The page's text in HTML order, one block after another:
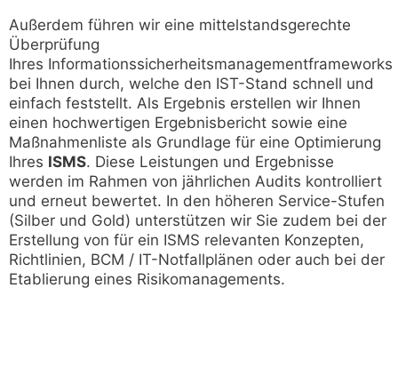
Außerdem führen wir eine mittelstandsgerechte
Überprüfung
Ihres Informationssicherheitsmanagementframeworks
bei Ihnen durch, welche den IST-Stand schnell und
einfach feststellt. Als Ergebnis erstellen wir Ihnen
einen hochwertigen Ergebnisbericht sowie eine
Maßnahmenliste als Grundlage für eine Optimierung
Ihres ISMS. Diese Leistungen und Ergebnisse
werden im Rahmen von jährlichen Audits kontrolliert
und erneut bewertet. In den höheren Service-Stufen
(Silber und Gold) unterstützen wir Sie zudem bei der
Erstellung von für ein ISMS relevanten Konzepten,
Richtlinien, BCM / IT-Notfallplänen oder auch bei der
Etablierung eines Risikomanagements.